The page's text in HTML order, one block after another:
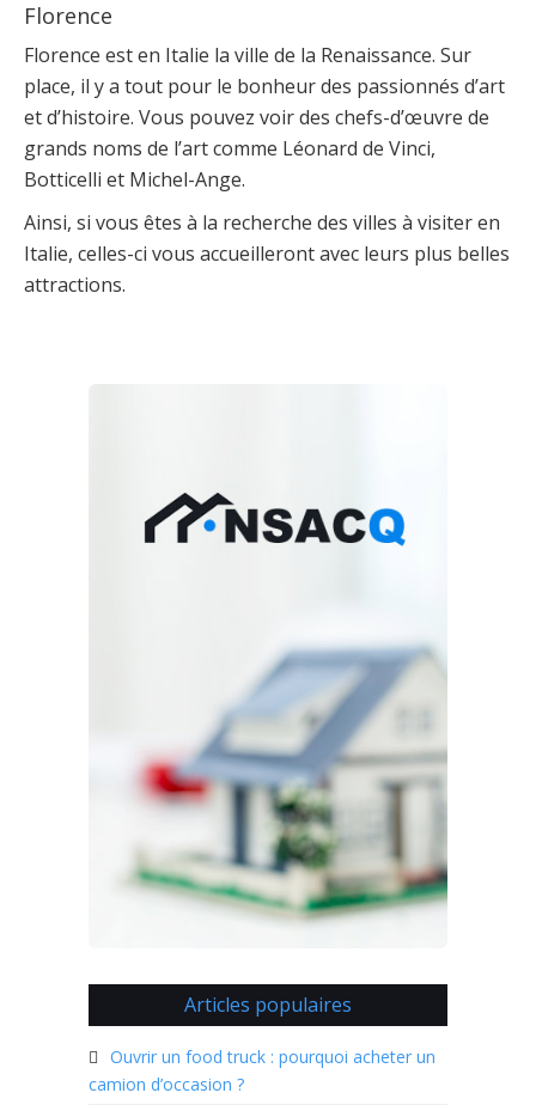
Florence
Florence est en Italie la ville de la Renaissance. Sur
place, il y a tout pour le bonheur des passionnés d’art
et d’histoire. Vous pouvez voir des chefs-d’œuvre de
grands noms de l’art comme Léonard de Vinci,
Botticelli et Michel-Ange.
Ainsi, si vous êtes à la recherche des villes à visiter en
Italie, celles-ci vous accueilleront avec leurs plus belles
attractions.
Articles populaires
Ouvrir un food truck : pourquoi acheter un
camion d’occasion ?